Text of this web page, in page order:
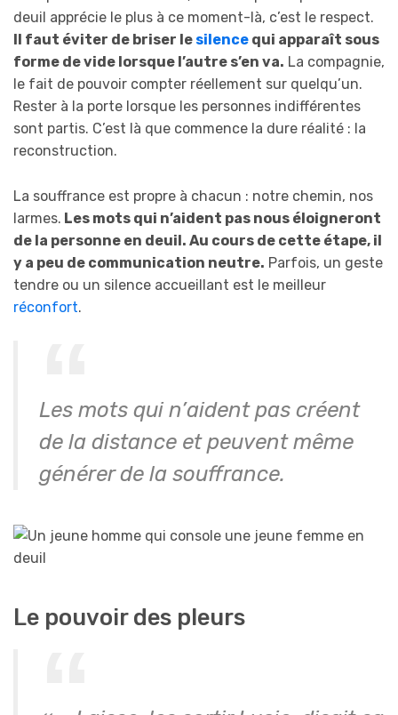
deuil apprécie le plus à ce moment-là, c’est le respect.
Il faut éviter de briser le silence qui apparaît sous
forme de vide lorsque l’autre s’en va. La compagnie,
le fait de pouvoir compter réellement sur quelqu’un.
Rester à la porte lorsque les personnes indifférentes
sont partis. C’est là que commence la dure réalité : la
reconstruction.
La souffrance est propre à chacun : notre chemin, nos
larmes. Les mots qui n’aident pas nous éloigneront
de la personne en deuil. Au cours de cette étape, il
y a peu de communication neutre. Parfois, un geste
tendre ou un silence accueillant est le meilleur
réconfort.
Les mots qui n’aident pas créent
de la distance et peuvent même
générer de la souffrance.
Le pouvoir des pleurs